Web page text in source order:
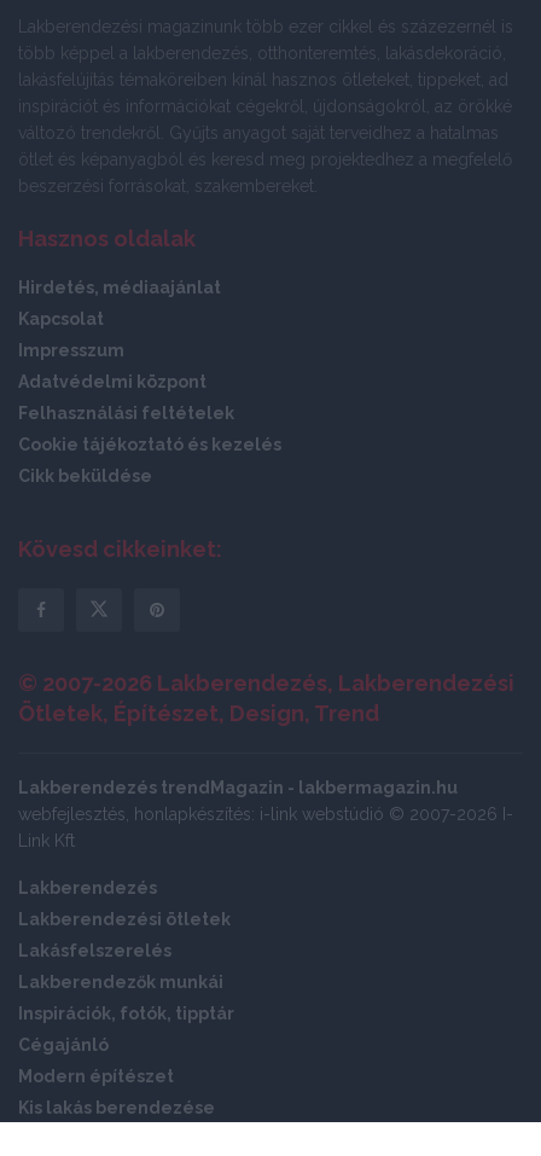
Lakberendezési magazinunk több ezer cikkel és százezernél is
több képpel a lakberendezés, otthonteremtés, lakásdekoráció,
lakásfelújítás témaköreiben kínál hasznos ötleteket, tippeket, ad
inspirációt és információkat cégekről, újdonságokról, az örökké
változó trendekről. Gyűjts anyagot saját terveidhez a hatalmas
ötlet és képanyagból és keresd meg projektedhez a megfelelő
beszerzési forrásokat, szakembereket.
Hasznos oldalak
Hirdetés, médiaajánlat
Kapcsolat
Impresszum
Adatvédelmi központ
Felhasználási feltételek
Cookie tájékoztató és kezelés
Cikk beküldése
Kövesd cikkeinket:
© 2007-2026 Lakberendezés, Lakberendezési
Ötletek, Építészet, Design, Trend
Lakberendezés trendMagazin - lakbermagazin.hu
webfejlesztés, honlapkészítés: i-link webstúdió © 2007-2026 I-
Link Kft
Lakberendezés
Lakberendezési ötletek
Lakásfelszerelés
Lakberendezők munkái
Inspirációk, fotók, tipptár
Cégajánló
Modern építészet
Kis lakás berendezése